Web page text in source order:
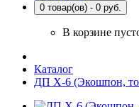
0 товар(ов) - 0 руб.
В корзине
Каталог
ДП Х-6 (Экошпон,